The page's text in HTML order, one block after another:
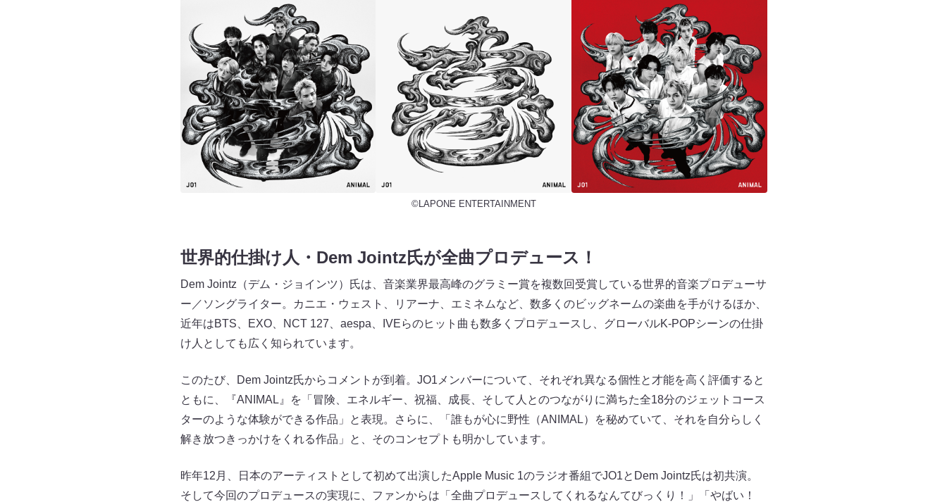
©LAPONE ENTERTAINMENT
世界的仕掛け人・Dem Jointz氏が全曲プロデュース！
Dem Jointz（デム・ジョインツ）氏は、音楽業界最高峰のグラミー賞を複数回受賞している世界的音楽プロデューサ
ー／ソングライター。カニエ・ウェスト、リアーナ、エミネムなど、数多くのビッグネームの楽曲を手がけるほか、
近年はBTS、EXO、NCT 127、aespa、IVEらのヒット曲も数多くプロデュースし、グローバルK-POPシーンの仕掛
け人としても広く知られています。
このたび、Dem Jointz氏からコメントが到着。JO1メンバーについて、それぞれ異なる個性と才能を高く評価すると
ともに、『ANIMAL』を「冒険、エネルギー、祝福、成長、そして人とのつながりに満ちた全18分のジェットコース
ターのような体験ができる作品」と表現。さらに、「誰もが心に野性（ANIMAL）を秘めていて、それを自分らしく
解き放つきっかけをくれる作品」と、そのコンセプトも明かしています。
昨年12月、日本のアーティストとして初めて出演したApple Music 1のラジオ番組でJO1とDem Jointz氏は初共演。
そして今回のプロデュースの実現に、ファンからは「全曲プロデュースしてくれるなんてびっくり！」「やばい！